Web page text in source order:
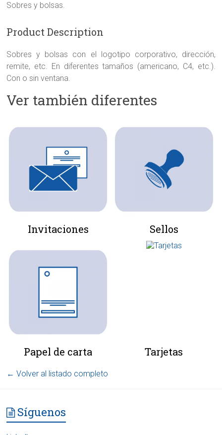
Sobres y bolsas.
Product Description
Sobres y bolsas con el logotipo corporativo, dirección,
remite, etc. En diferentes tamaños (americano, C4, etc.).
Con o sin ventana.
Ver también diferentes
Invitaciones Sellos
Papel de carta Tarjetas
← Volver al listado completo
Síguenos